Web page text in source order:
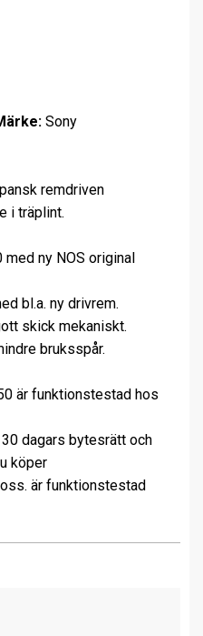
Sony
remdriven
i träplint.
med ny NOS original
bl.a. ny drivrem.
skick mekaniskt.
bruksspår.
är funktionstestad hos
dagars bytesrätt och
köper
är funktionstestad